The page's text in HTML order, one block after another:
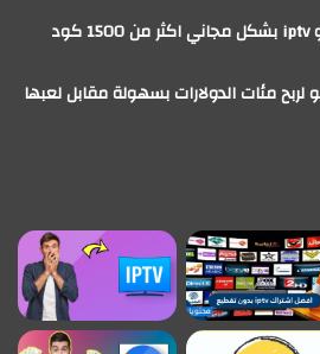
الفيديو لربح مئات الدولارات بسهولة مقابل لعبها